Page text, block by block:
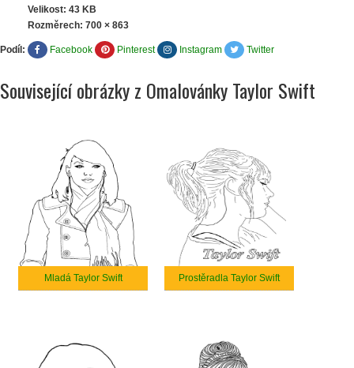
Velikost: 43 KB
Rozměrech: 700 × 863
Podíl: Facebook Pinterest Instagram Twitter
Související obrázky z Omalovánky Taylor Swift
Mladá Taylor Swift Prostěradla Taylor Swift